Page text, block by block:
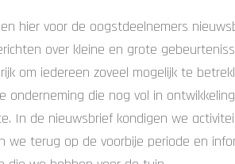
hier voor de oogstdeelnemers
over kleine en grote
om iedereen zoveel mogelijk te
onderneming die nog vol in
In de nieuwsbrief kondigen we
we terug op de voorbije periode en